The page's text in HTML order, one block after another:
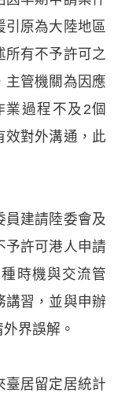
引原為大陸地區
所有不予許可之
主管機關為因應
過程不及2個
效對外溝通，此
員建請陸委會及
予許可港人申請
時機與交流管
講習，並與申辦
界誤解。
臺居留定居統計